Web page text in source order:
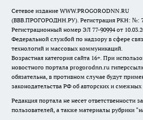
Сетевое издание WWW.PROGORODNN.RU
(ВВВ.ПРОГОРОДНН.РУ). Регистрация РКН: №:
Регистрационный номер ЭЛ 77-90994 от
Федеральной службой по надзору в сфере
технологий и массовых коммуникаций.
Возрастная категория сайта 16+. При
новостного портала progorodnn.ru
обязательна, в противном случае будут
законодательства РФ об авторских и смежных
Редакция портала не несет ответственности
пользователей, а также материалы рубрики